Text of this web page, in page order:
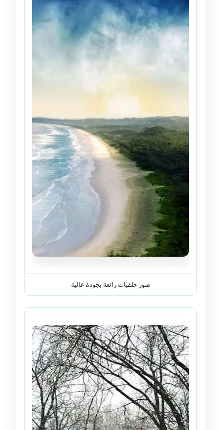
صور خلفيات رائعة بجودة عالية